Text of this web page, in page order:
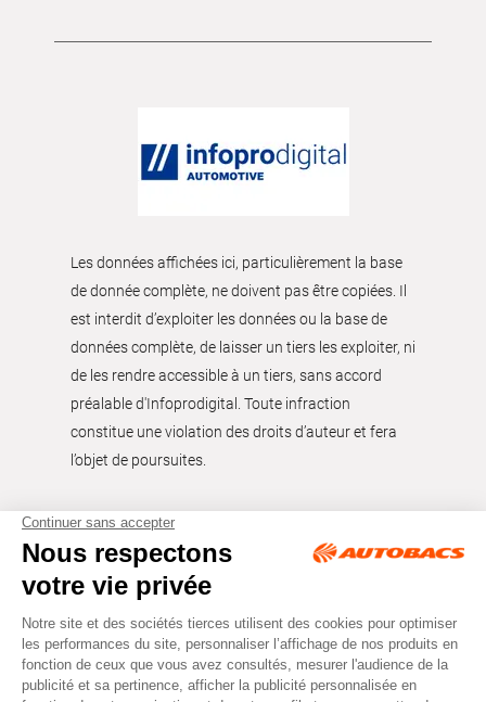
Les données affichées ici, particulièrement la base
de donnée complète, ne doivent pas être copiées. Il
est interdit d’exploiter les données ou la base de
données complète, de laisser un tiers les exploiter, ni
de les rendre accessible à un tiers, sans accord
préalable d'Infoprodigital. Toute infraction
constitue une violation des droits d’auteur et fera
l’objet de poursuites.
Tous droits réservés © Autobacs